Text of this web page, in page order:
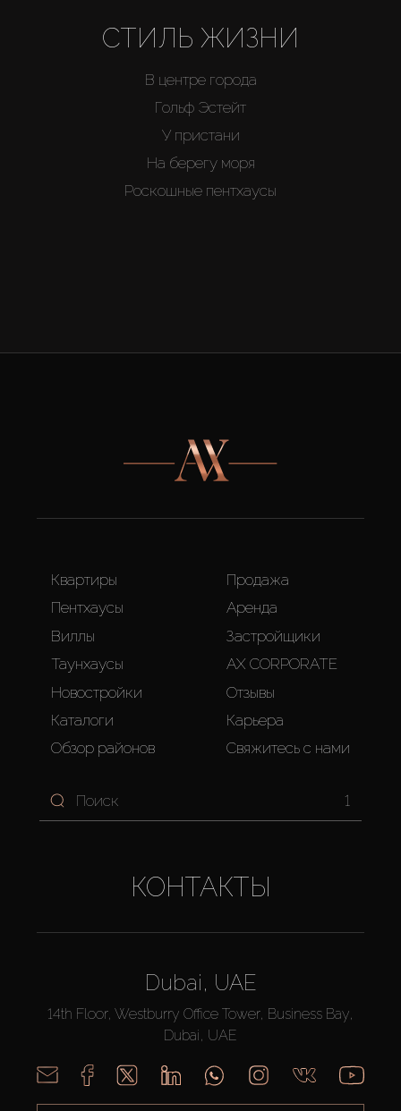
СТИЛЬ ЖИЗНИ
В центре города
Гольф Эстейт
У пристани
На берегу моря
Роскошные пентхаусы
Квартиры
Пентхаусы
Виллы
Таунхаусы
Новостройки
Каталоги
Обзор районов
Продажа
Аренда
Застройщики
AX CORPORATE
Отзывы
Карьера
Свяжитесь с нами
1
КОНТАКТЫ
Dubai, UAE
14th Floor, Westburry Office Tower, Business Bay,
Dubai, UAE